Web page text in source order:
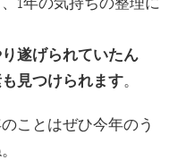
遂げられていたん
見つけられます。
ことはぜひ今年のう